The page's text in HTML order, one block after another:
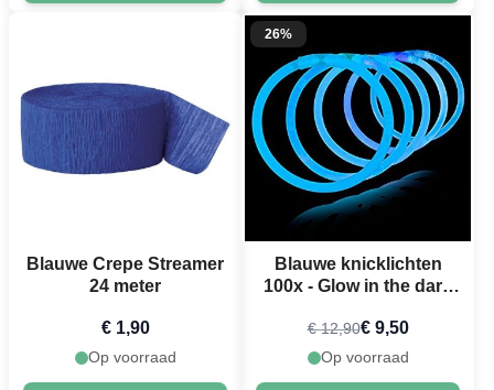
Blauwe Crepe Streamer
24 meter
€ 1,90
Op voorraad
26%
Blauwe knicklichten
100x - Glow in the dark
€ 12,90€ 9,50
Op voorraad